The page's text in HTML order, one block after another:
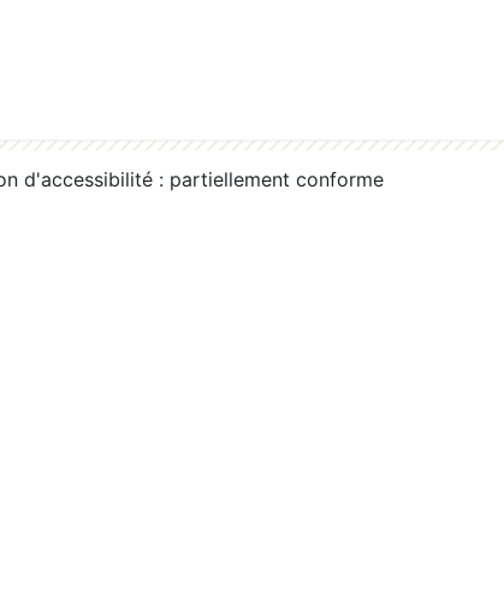
d'accessibilité : partiellement conforme